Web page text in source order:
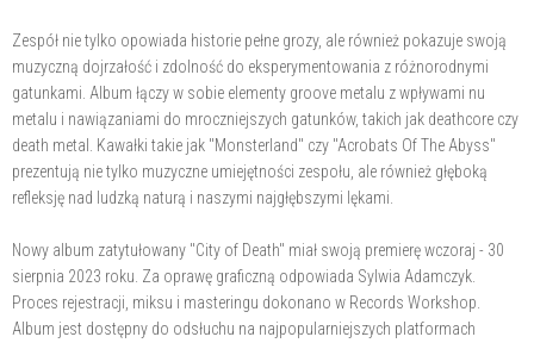
Zespół nie tylko opowiada historie pełne grozy, ale również pokazuje swoją
muzyczną dojrzałość i zdolność do eksperymentowania z różnorodnymi
gatunkami. Album łączy w sobie elementy groove metalu z wpływami nu
metalu i nawiązaniami do mroczniejszych gatunków, takich jak deathcore czy
death metal. Kawałki takie jak "Monsterland" czy "Acrobats Of The Abyss"
prezentują nie tylko muzyczne umiejętności zespołu, ale również głęboką
refleksję nad ludzką naturą i naszymi najgłębszymi lękami.
Nowy album zatytułowany "City of Death" miał swoją premierę wczoraj - 30
sierpnia 2023 roku. Za oprawę graficzną odpowiada Sylwia Adamczyk.
Proces rejestracji, miksu i masteringu dokonano w Records Workshop.
Album jest dostępny do odsłuchu na najpopularniejszych platformach